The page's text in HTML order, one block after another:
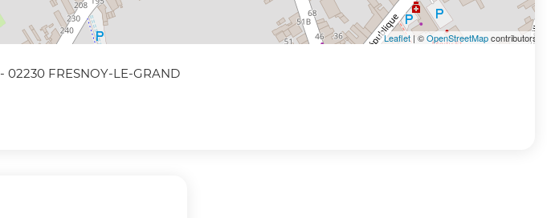
Leaflet | ©OpenStreetMapcontributors
- 02230 FRESNOY-LE-GRAND